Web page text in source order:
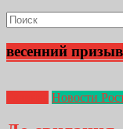
весенний призыв
Новости